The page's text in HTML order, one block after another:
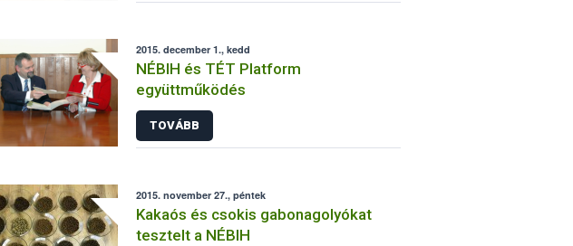
2015. december 1., kedd
NÉBIH és TÉT Platform
együttműködés
TOVÁBB
2015. november 27., péntek
Kakaós és csokis gabonagolyókat
tesztelt a NÉBIH